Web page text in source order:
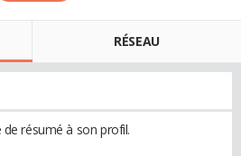
RÉSEAU
résumé à son profil.